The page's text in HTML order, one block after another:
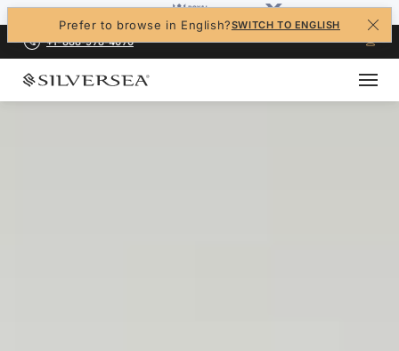
Prefer to browse in English?SWITCH TO ENGLISH
+1-888-978-4070